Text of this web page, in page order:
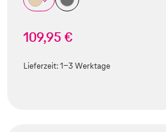
109,95 €
Lieferzeit:1-3 Werktage